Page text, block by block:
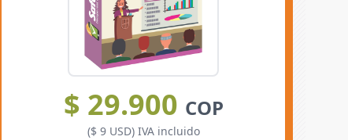
$ 29.900 COP
($ 9 USD) IVA incluido